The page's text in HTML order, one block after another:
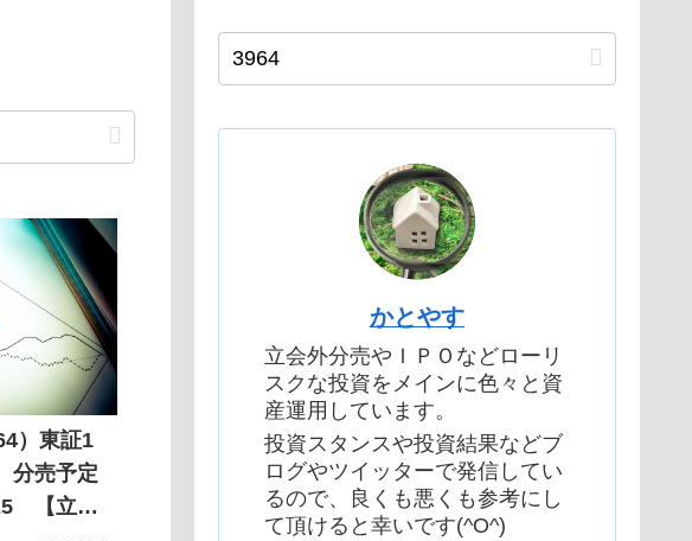
）東証1
売予定
【立会
かとやす
立会外分売やＩＰＯなどローリ
スクな投資をメインに色々と資
産運用しています。
投資スタンスや投資結果などブ
ログやツイッターで発信してい
るので、良くも悪くも参考にし
て頂けると幸いです(^O^)